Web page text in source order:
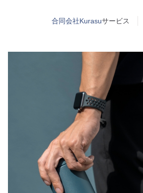
合同会社Kurasuサービス